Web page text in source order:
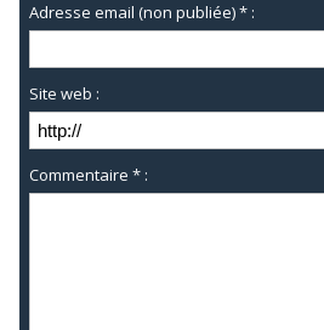
Adresse email (non publiée) * :
Site web :
Commentaire * :